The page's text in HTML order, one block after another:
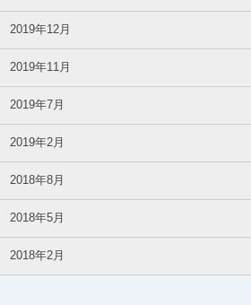
2019年12月
2019年11月
2019年7月
2019年2月
2018年8月
2018年5月
2018年2月